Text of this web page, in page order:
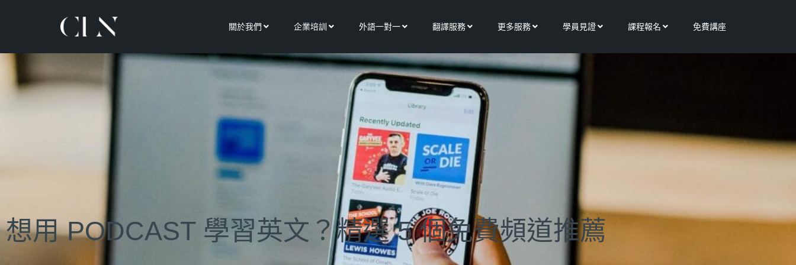
關於我們 Open 關於我們
企業培訓 Open 企業培訓
外語一對一Open 外語一對一
翻譯服務Open 翻譯服務
更多服務Open 更多服務
學員見證Open 學員見證
課程報名 Open 課程報名
免費講座
想用 PODCAST 學習英文？精選 5 個免費頻道推薦